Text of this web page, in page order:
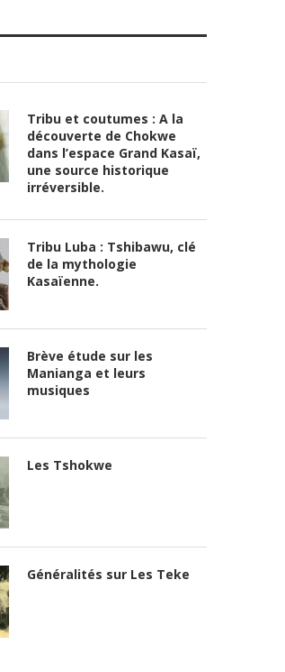
Tribu et coutumes : A la
découverte de Chokwe
dans l’espace Grand Kasaï,
une source historique
irréversible.
Tribu Luba : Tshibawu, clé
de la mythologie
Kasaïenne.
Brève étude sur les
Manianga et leurs
musiques
Les Tshokwe
Généralités sur Les Teke